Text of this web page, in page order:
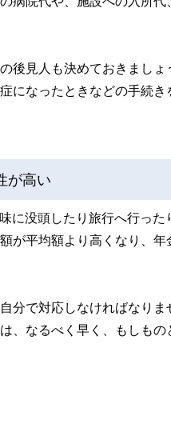
後見人も決めておきましょ
になったときなどの手続き
が高い
に没頭したり旅行へ行った
が平均額より高くなり、年
分で対応しなければなりま
、なるべく早く、もしもの